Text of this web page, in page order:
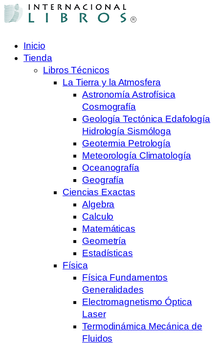
Inicio
Tienda
Libros Técnicos
La Tierra y la Atmosfera
Astronomía Astrofísica
Cosmografía
Geología Tectónica Edafología
Hidrología Sismóloga
Geotermia Petrología
Meteorología Climatología
Oceanografía
Geografía
Ciencias Exactas
Algebra
Calculo
Matemáticas
Geometría
Estadísticas
Física
Física Fundamentos
Generalidades
Electromagnetismo Óptica
Laser
Termodinámica Mecánica de
Fluidos